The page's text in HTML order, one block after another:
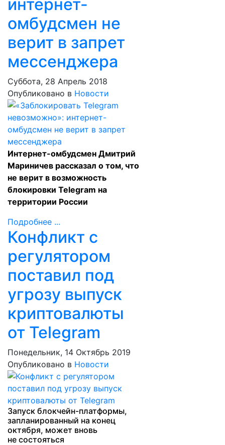
интернет-
омбудсмен не
верит в запрет
мессенджера
Суббота, 28 Апрель 2018
Опубликовано в Новости
Интернет-омбудсмен Дмитрий
Мариничев рассказал о том, что
не верит в возможность
блокировки Telegram на
территории России
Подробнее ...
Конфликт с
регулятором
поставил под
угрозу выпуск
криптовалюты
от Telegram
Понедельник, 14 Октябрь 2019
Опубликовано в Новости
Запуск блокчейн-платформы,
запланированный на конец
октября, может вновь
не состояться